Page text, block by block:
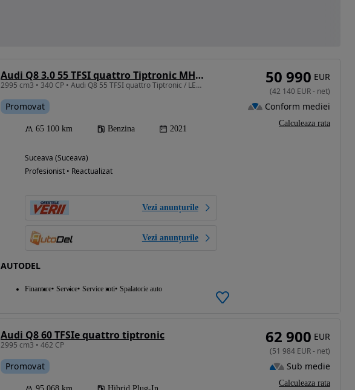
Audi Q8 3.0 55 TFSI quattro Tiptronic MHEV
2995 cm3 • 340 CP • Audi Q8 55 TFSI quattro Tiptronic / LED / Asistență viraj / Cameră
Promovat
65 100 km Benzina 2021
Suceava (Suceava)
Profesionist • Reactualizat
Vezi anunțurile
Vezi anunțurile
AUTODEL
Finantare Service Service roti Spalatorie auto
50 990 EUR
(42 140 EUR- net)
Conform mediei
Calculeaza rata
Audi Q8 60 TFSIe quattro tiptronic
2995 cm3 • 462 CP
Promovat
62 900 EUR
(51 984 EUR- net)
Sub medie
Calculeaza rata